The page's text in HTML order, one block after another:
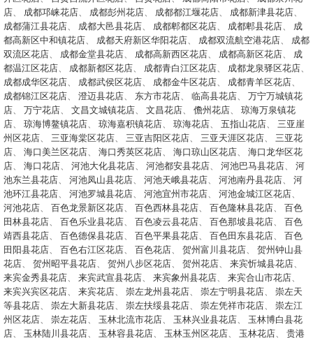
店、 成都邛崃花店、 成都彭州花店、 成都都江堰花店、 成都新津县花店、
成都蒲江县花店、 成都大邑县花店、 成都郫都区花店、 成都郫县花店、 成
都高新区中和镇花店、 成都天府新区华阳花店、 成都双流航空港花店、 成都
双流区花店、 成都金堂县花店、 成都高新西区花店、 成都高新区花店、 成
都温江区花店、 成都新都区花店、 成都青白江区花店、 成都龙泉驿区花店、
成都成华区花店、 成都武侯区花店、 成都金牛区花店、 成都青羊区花店、
成都锦江区花店、 澄迈县花店、 东方市花店、 临高县花店、 万宁万城镇花
店、 万宁花店、 文昌文城镇花店、 文昌花店、 儋州花店、 琼海万泉镇花
店、 琼海博鳌镇花店、 琼海嘉积镇花店、 琼海花店、 五指山花店、 三亚崖
州区花店、 三亚海棠区花店、 三亚吉阳区花店、 三亚天涯区花店、 三亚花
店、 海口美兰区花店、 海口秀英区花店、 海口琼山区花店、 海口龙华区花
店、 海口花店、 河池大化县花店、 河池都安县花店、 河池巴马县花店、 河
池东兰县花店、 河池凤山县花店、 河池天峨县花店、 河池南丹县花店、 河
池环江县花店、 河池罗城县花店、 河池宜州市花店、 河池金城江区花店、
河池花店、 百色龙景新区花店、 百色西林县花店、 百色隆林县花店、 百色
田林县花店、 百色乐业县花店、 百色凌云县花店、 百色那坡县花店、 百色
靖西县花店、 百色德保县花店、 百色平果县花店、 百色田东县花店、 百色
田阳县花店、 百色右江区花店、 百色花店、 贺州富川县花店、 贺州钟山县
花店、 贺州昭平县花店、 贺州八步区花店、 贺州花店、 来宾忻城县花店、
来宾金秀县花店、 来宾武宣县花店、 来宾象州县花店、 来宾合山市花店、
来宾兴宾区花店、 来宾花店、 崇左龙州县花店、 崇左宁明县花店、 崇左天
等县花店、 崇左大新县花店、 崇左扶绥县花店、 崇左凭祥市花店、 崇左江
州区花店、 崇左花店、 玉林北流市花店、 玉林兴业县花店、 玉林博白县花
店、 玉林陆川县花店、 玉林容县花店、 玉林玉州区花店、 玉林花店、 贵港